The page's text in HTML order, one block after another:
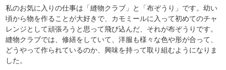
私のお気に入りの仕事は「縫物クラブ」と「布ぞうり」です。幼い
頃から物を作ることが大好きで、カモミールに入って初めてのチャ
レンジとして頑張ろうと思って飛び込んだ、それが布ぞうりです。
縫物クラブでは、修繕をしていて、洋服も様々な色や形が合って、
どうやって作られているのか、興味を持って取り組むようになりま
した。